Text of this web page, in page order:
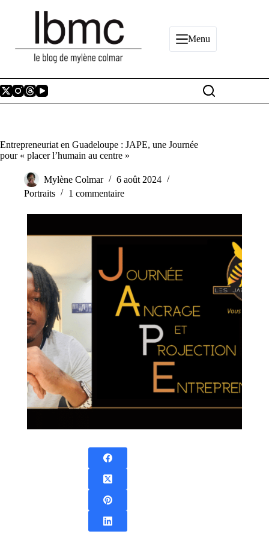
Menu
Entrepreneuriat en Guadeloupe : JAPE, une Journée
pour « placer l’humain au centre »
Mylène Colmar
6 août 2024
Portraits
1 commentaire